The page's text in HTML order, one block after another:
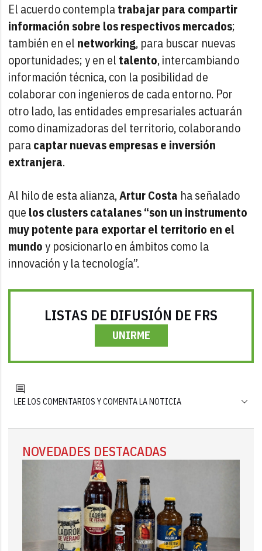
El acuerdo contemplatrabajar para compartir
información sobre los respectivos mercados;
también en el networking, para buscar nuevas
oportunidades; y en el talento, intercambiando
información técnica, con la posibilidad de
colaborar con ingenieros de cada entorno. Por
otro lado, las entidades empresariales actuarán
como dinamizadoras del territorio, colaborando
paracaptar nuevas empresas e inversión
extranjera.
Al hilo de esta alianza,Artur Costa ha señalado
que los clusters catalanes “son un instrumento
muy potente para exportar el territorio en el
mundoy posicionarlo en ámbitos como la
innovación y la tecnología”.
LISTAS DE DIFUSIÓN DE FRS
UNIRME
LEE LOS COMENTARIOS Y COMENTA LA NOTICIA
NOVEDADES DESTACADAS